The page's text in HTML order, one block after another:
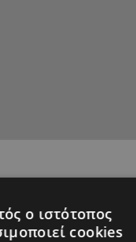
ο ιστότοπος
cookies